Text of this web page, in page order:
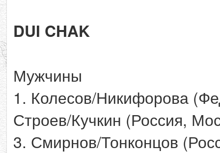
DUI CHAK
Мужчины
1. Колесов/Никифорова
Строев/Кучкин (Россия,
3. Смирнов/Тонконцов